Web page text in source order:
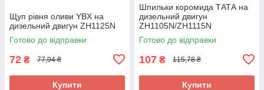
Щуп рівня оливи YBX на
дизельний двигун ZH1125N
Готово до відправки
72 ₴ 77,94 ₴
Купити
Шпильки коромида ТАТА на
дизельний двигун
ZH1105N/ZH1115N
Готово до відправки
107 ₴ 115,78 ₴
Купити